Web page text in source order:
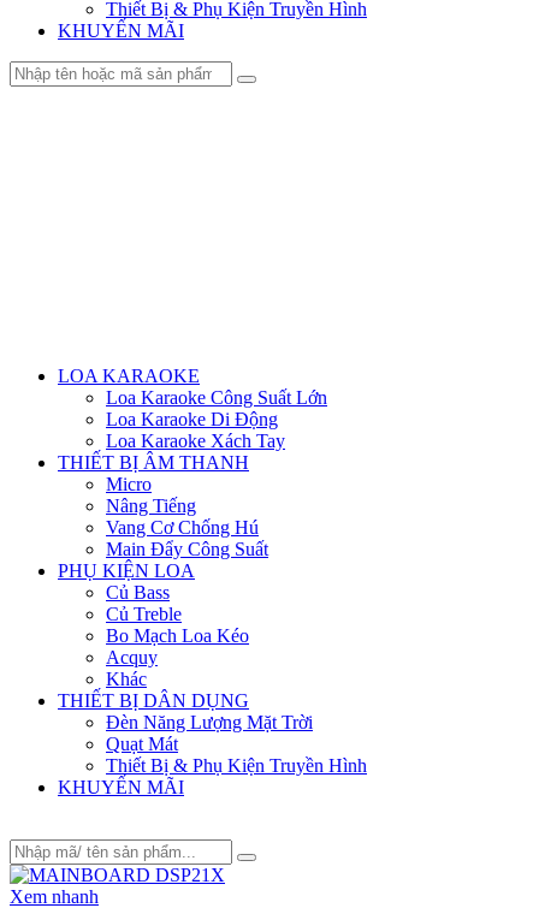
Thiết Bị & Phụ Kiện Truyền Hình
KHUYẾN MÃI
Menu
LOA KARAOKE
Loa Karaoke Công Suất Lớn
Loa Karaoke Di Động
Loa Karaoke Xách Tay
THIẾT BỊ ÂM THANH
Micro
Nâng Tiếng
Vang Cơ Chống Hú
Main Đẩy Công Suất
PHỤ KIỆN LOA
Củ Bass
Củ Treble
Bo Mạch Loa Kéo
Acquy
Khác
THIẾT BỊ DÂN DỤNG
Đèn Năng Lượng Mặt Trời
Quạt Mát
Thiết Bị & Phụ Kiện Truyền Hình
KHUYẾN MÃI
Xem nhanh